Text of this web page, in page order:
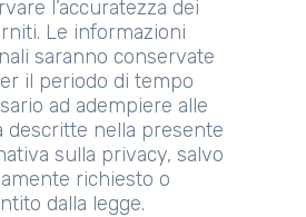
l’accuratezza dei
Le informazioni
saranno conservate
il periodo di tempo
ad adempiere alle
descritte nella presente
sulla privacy, salvo
richiesto o
dalla legge.